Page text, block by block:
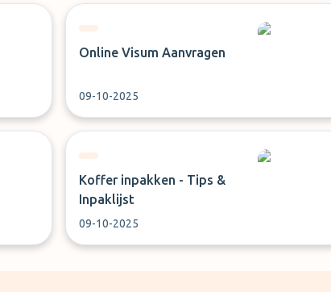
Online Visum Aanvragen
09-10-2025
Koffer inpakken - Tips &
Inpaklijst
09-10-2025